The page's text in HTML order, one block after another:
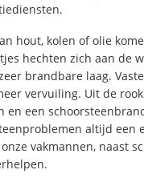
hout, kolen of olie
hechten zich aan de
brandbare laag.
vervuiling. Uit de
en een
altijd een
vakmannen, naast